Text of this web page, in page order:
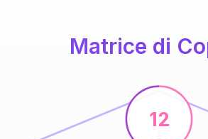
Matrice di
12